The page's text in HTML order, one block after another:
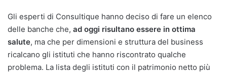
Gli esperti di Consultique hanno deciso di fare un elenco
delle banche che, ad oggi risultano essere in ottima
salute, ma che per dimensioni e struttura del business
ricalcano gli istituti che hanno riscontrato qualche
problema. La lista degli istituti con il patrimonio netto più